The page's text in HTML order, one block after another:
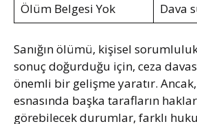
Ölüm Belgesi Yok
Dava
Sanığın ölümü, kişisel
sonuç doğurduğu için, ceza
önemli bir gelişme yaratır. Ancak,
esnasında başka tarafların
görebilecek durumlar, farklı